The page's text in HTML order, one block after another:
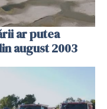
ar putea
august 2003